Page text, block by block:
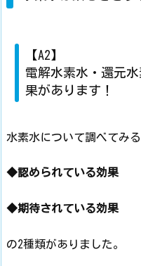
【A2】
電解水素水・還元
果があります！
水素水について調べてみる
◆認められている効果
◆期待されている効果
の2種類がありました。